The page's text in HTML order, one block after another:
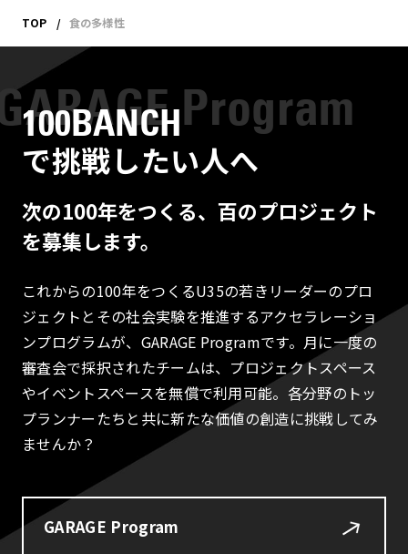
TOP 食の多様性
100BANCH
で挑戦したい人へ
次の100年をつくる、百のプロジェクト
を募集します。
これからの100年をつくるU35の若きリーダーのプロ
ジェクトとその社会実験を推進するアクセラレーショ
ンプログラムが、GARAGE Programです。月に一度の
審査会で採択されたチームは、プロジェクトスペース
やイベントスペースを無償で利用可能。各分野のトッ
プランナーたちと共に新たな価値の創造に挑戦してみ
ませんか？
GARAGE Program